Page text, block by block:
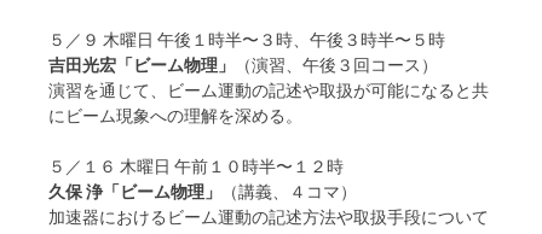
５／９ 木曜日 午後１時半〜３時、午後３時半〜５時
吉田光宏「ビーム物理」
（演習、午後３回コース）
演習を通じて、ビーム運動の記述や取扱が可能になると共
にビーム現象への理解を深める。
５／１６ 木曜日 午前１０時半〜１２時
久保 浄「ビーム物理」
（講義、４コマ）
加速器におけるビーム運動の記述方法や取扱手段について